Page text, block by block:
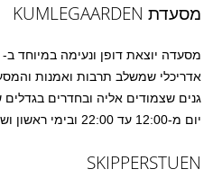
מסעדת KUMLEGAARDEN
אדריכלי שמשלב תרבות ואמנות
גנים שצמודים אליה ובחדרים
יום מ-12:00 עד 22:00 ובימי ראשון ושני מ-13:00 עד 20:00.
SKIPPERSTUEN